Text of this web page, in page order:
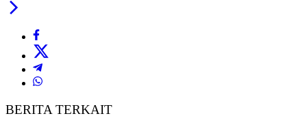
BERITA TERKAIT